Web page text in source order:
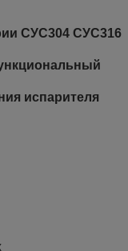
СУС304 СУС316
испарителя